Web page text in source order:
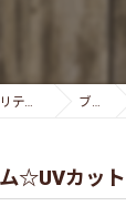
犬の服ならオリジナリティー溢れるAnela ブログ
☆UVカッ